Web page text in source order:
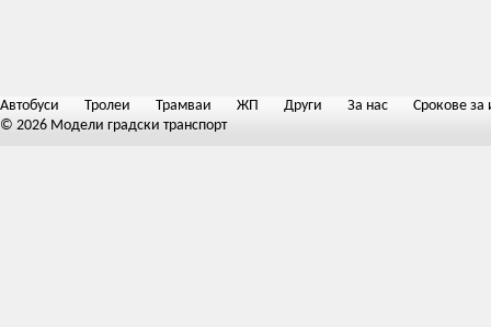
Автобуси Тролеи Трамваи ЖП Други За нас
Срокове за
© 2026 Модели градски транспорт